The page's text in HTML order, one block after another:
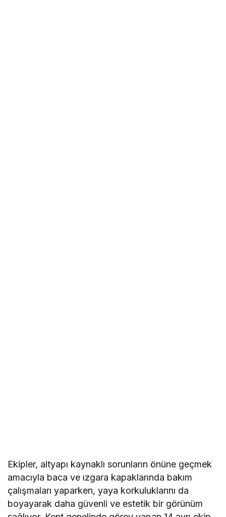
Ekipler, altyapı kaynaklı sorunların önüne geçmek
amacıyla baca ve ızgara kapaklarında bakım
çalışmaları yaparken, yaya korkuluklarını da
boyayarak daha güvenli ve estetik bir görünüm